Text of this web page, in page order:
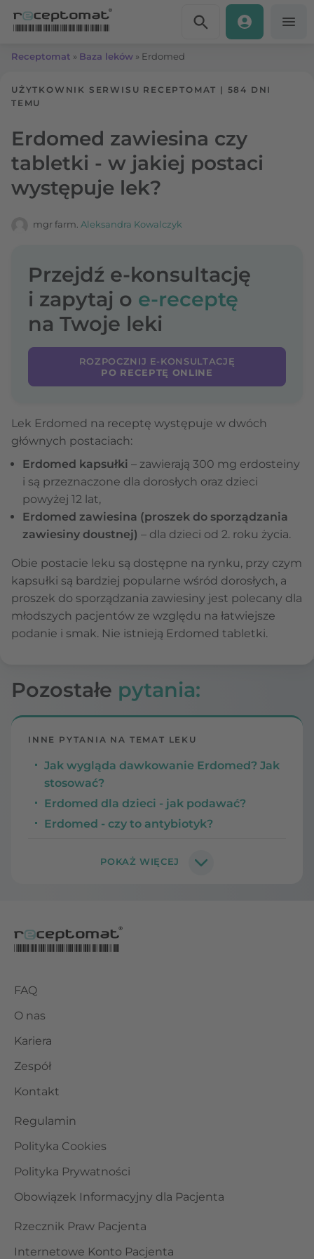
Receptomat » Baza leków » Erdomed
UŻYTKOWNIK SERWISU RECEPTOMAT | 584 DNI
TEMU
Erdomed zawiesina czy
tabletki - w jakiej postaci
występuje lek?
mgr farm. Aleksandra Kowalczyk
Przejdź e-konsultację
i zapytaj o e-receptę
na Twoje leki
ROZPOCZNIJ E-KONSULTACJĘ
PO RECEPTĘ ONLINE
Lek Erdomed na receptę występuje w dwóch
głównych postaciach:
Erdomed kapsułki – zawierają 300 mg erdosteiny
i są przeznaczone dla dorosłych oraz dzieci
powyżej 12 lat,
Erdomed zawiesina (proszek do sporządzania
zawiesiny doustnej) – dla dzieci od 2. roku życia.
Obie postacie leku są dostępne na rynku, przy czym
kapsułki są bardziej popularne wśród dorosłych, a
proszek do sporządzania zawiesiny jest polecany dla
młodszych pacjentów ze względu na łatwiejsze
podanie i smak. Nie istnieją Erdomed tabletki.
Pozostałe pytania:
INNE PYTANIA NA TEMAT LEKU
Jak wygląda dawkowanie Erdomed? Jak
stosować?
Erdomed dla dzieci - jak podawać?
Erdomed - czy to antybiotyk?
FAQ
O nas
Kariera
Zespół
Kontakt
Regulamin
Polityka Cookies
Polityka Prywatności
Obowiązek Informacyjny dla Pacjenta
Rzecznik Praw Pacjenta
Internetowe Konto Pacjenta